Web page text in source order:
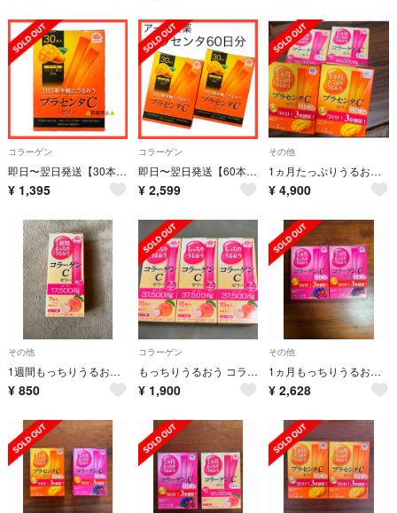
コラーゲン
即日〜翌日発送【30本】アース製薬 プラセンタCゼリー マンゴー味 サプリメント
¥ 1,395
コラーゲン
即日〜翌日発送【60本】アース製薬 プラセンタCゼリー マンゴー味 サプリメント
¥ 2,599
その他
1ヵ月たっぷりうるおうプラセンタCゼリー アセロラ味(10g*31本入)
¥ 4,900
その他
1週間もっちりうるおう コラーゲンCゼリー ピーチ味 個包装(10g×7本入)
¥ 850
コラーゲン
もっちりうるおう コラーゲンCゼリー ピーチ味 15本×3箱 計45本
¥ 1,900
その他
1ヵ月もっちりうるおうコラーゲンCゼリー アサイー・ベリー味(10g*31本入)
¥ 2,628